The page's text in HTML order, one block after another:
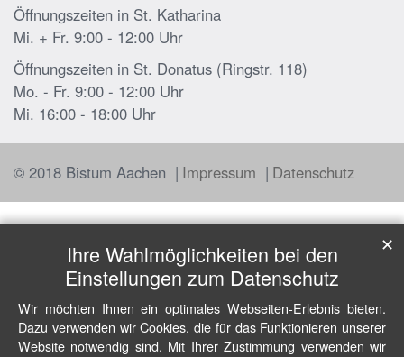
Öffnungszeiten in St. Katharina
Mi. + Fr. 9:00 - 12:00 Uhr
Öffnungszeiten in St. Donatus (Ringstr. 118)
Mo. - Fr. 9:00 - 12:00 Uhr
Mi. 16:00 - 18:00 Uhr
© 2018 Bistum Aachen Impressum Datenschutz
Ihre Wahlmöglichkeiten bei den
Einstellungen zum Datenschutz
Wir möchten Ihnen ein optimales Webseiten-Erlebnis bieten.
Dazu verwenden wir Cookies, die für das Funktionieren unserer
Website notwendig sind. Mit Ihrer Zustimmung verwenden wir
✕